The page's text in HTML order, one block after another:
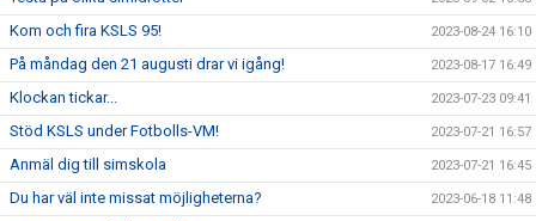
Kom och fira KSLS 95! 2023-08-24 16:10
På måndag den 21 augusti drar vi igång! 2023-08-17 16:49
Klockan tickar... 2023-07-23 09:41
Stöd KSLS under Fotbolls-VM! 2023-07-21 16:57
Anmäl dig till simskola 2023-07-21 16:45
Du har väl inte missat möjligheterna? 2023-06-18 11:48